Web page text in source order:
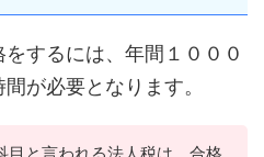
するには、年間１０００
が必要となります。